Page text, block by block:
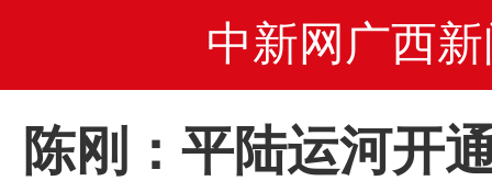
中新网广西新
陈刚：平陆运河开